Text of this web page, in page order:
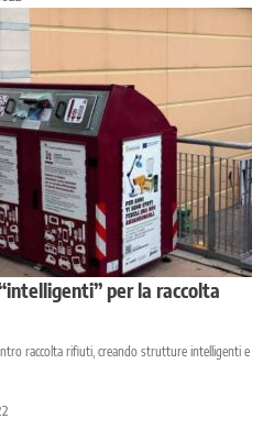
per la raccolta
raccolta rifiuti, creando strutture intelligenti e